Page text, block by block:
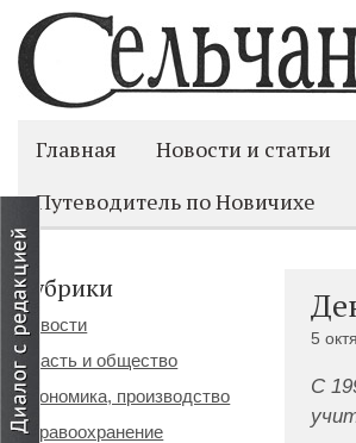
Главная Новости и статьи
Путеводитель по Новичихе
5
С
Рубрики
Новости
Власть и общество
Экономика, производство
Здравоохранение